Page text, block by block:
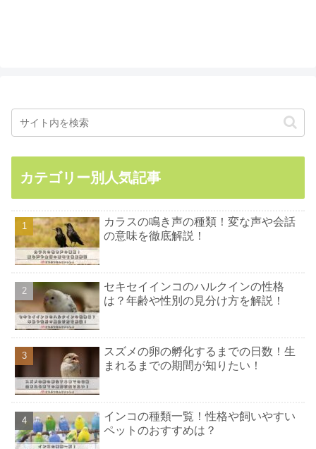
カテゴリー別人気記事
カラスの鳴き声の種類！変な声や会話
の意味を徹底解説！
セキセイインコのハルクインの性格
は？年齢や性別の見分け方を解説！
スズメの卵の孵化するまでの日数！生
まれるまでの期間が知りたい！
インコの種類一覧！性格や飼いやすい
ペットのおすすめは？